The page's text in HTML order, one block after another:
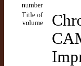
number
Title of
volume